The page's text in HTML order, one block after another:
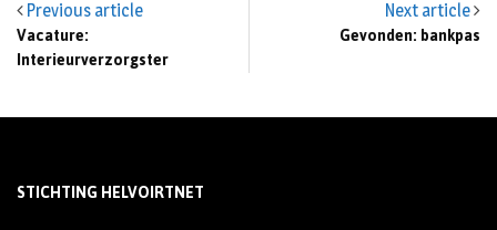
Previous article
Vacature:
Interieurverzorgster
Next article
Gevonden: bankpas
STICHTING HELVOIRTNET